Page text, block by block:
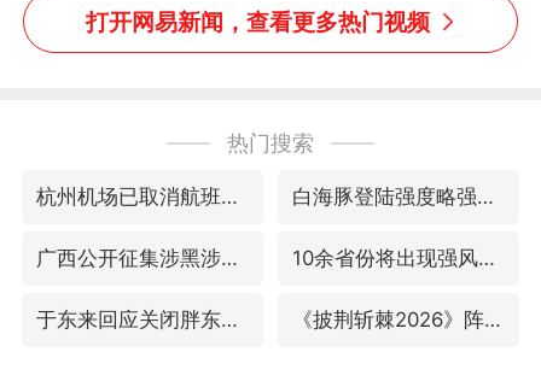
拿下冠军。网友：这淡定
的样子，一看就是有实
打开网易新闻，查看更多热门视频
热门搜索
杭州机场已取消航班388架次 白海豚登陆强度略强于巴威
广西公开征集涉黑涉恶犯罪线索 10余省份将出现强风雨 局地特大暴雨
于东来回应关闭胖东来生活广场店 《披荆斩棘2026》阵容官宣